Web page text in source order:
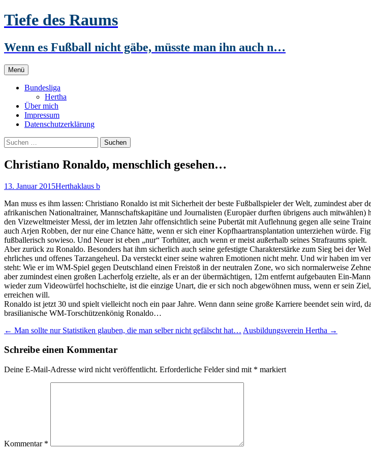
Zum
Inhalt
Tiefe des Raums
Wenn es Fußball nicht gäbe, müsste man ihn auch n…
Menü
Bundesliga
Hertha
Über mich
Impressum
Datenschutzerklärung
Suchen
nach:
Christiano Ronaldo, menschlich gesehen…
13. Januar 2015Herthaklaus b
Man muss es ihm lassen: Christiano Ronaldo ist mit Sicherheit der beste Fußballspieler der Welt, zumindest aber
afrikanischen Nationaltrainer, Mannschaftskapitäne und Journalisten (Europäer durften übrigens auch
den Vizeweltmeister Messi, der im letzten Jahr offensichtlich seine Pubertät mit Auflehnung gegen alle seine
auch Arjen Robben, der nur eine Chance hätte, wenn er sich einer Kopfhaartransplantation unterziehen würde.
fußballerisch sowieso. Und Neuer ist eben „nur“ Torhüter, auch wenn er meist außerhalb seines Strafraums spielt.
Aber zurück zu Ronaldo. Besonders hat ihm sicherlich auch seine gefestigte Charakterstärke zum Sieg bei der
ehrliches und offenes Tarzangeheul. Da versteckt einer seine wahren Emotionen nicht mehr. Und wir haben im
steht: Wie er im WM-Spiel gegen Deutschland einen Freistoß in der neutralen Zone, wo sich normalerweise
aber zumindest einen großen Lacherfolg erzielte, als er an der übermächtigen, 12m entfernt aufgebauten Ein-
wieder zum Videowürfel hochschielte, ist die einzige Unart, die er sich noch abgewöhnen muss, wenn er sein
erreichen will.
Ronaldo ist jetzt 30 und spielt vielleicht noch ein paar Jahre. Wenn dann seine große Karriere beendet sein wird,
brasilianische WM-Torschützenkönig Ronaldo…
Beitragsnavigation
← Man sollte nur Statistiken glauben, die man selber nicht gefälscht hat… Ausbildungsverein Hertha →
Schreibe einen Kommentar
Deine E-Mail-Adresse wird nicht veröffentlicht. Erforderliche Felder sind mit * markiert
Kommentar *